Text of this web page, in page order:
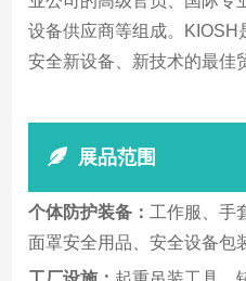
设备供应商等组成。KIOSH
安全新设备、新技术的最佳
展品范围
个体防护装备： 工作服、手
面罩安全用品、安全设备包